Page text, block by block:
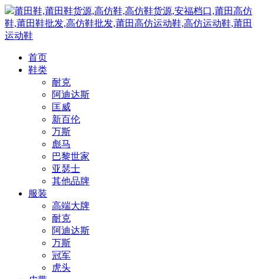
莆田鞋,莆田鞋货源,高仿鞋,高仿鞋货源,安福档口,莆田高仿
鞋,莆田鞋批发,高仿鞋批发,莆田高仿运动鞋,高仿运动鞋,莆田
运动鞋
首页
鞋类
耐克
阿迪达斯
匡威
新百伦
万斯
彪马
巴黎世家
亚瑟士
其他品牌
服装
高端大牌
耐克
阿迪达斯
万斯
冠军
虎头